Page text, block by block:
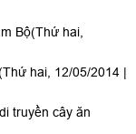
Bộ(Thứ hai,
hai, 12/05/2014 |
truyền cây ăn